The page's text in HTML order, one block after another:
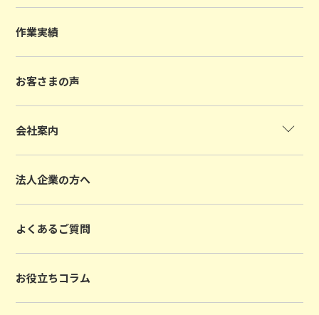
作業実績
お客さまの声
会社案内
法人企業の方へ
よくあるご質問
お役立ちコラム